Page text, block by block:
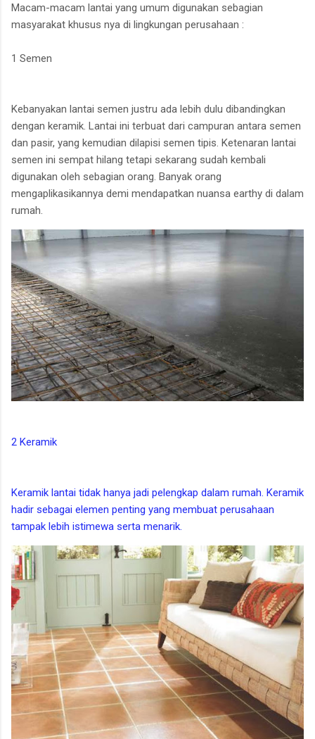
Macam-macam lantai yang umum digunakan sebagian
masyarakat khusus nya di lingkungan perusahaan :
1 Semen
Kebanyakan lantai semen justru ada lebih dulu dibandingkan
dengan keramik. Lantai ini terbuat dari campuran antara semen
dan pasir, yang kemudian dilapisi semen tipis. Ketenaran lantai
semen ini sempat hilang tetapi sekarang sudah kembali
digunakan oleh sebagian orang. Banyak orang
mengaplikasikannya demi mendapatkan nuansa earthy di dalam
rumah.
2 Keramik
Keramik lantai tidak hanya jadi pelengkap dalam rumah. Keramik
hadir sebagai elemen penting yang membuat perusahaan
tampak lebih istimewa serta menarik.